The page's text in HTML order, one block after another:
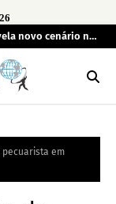
novo cenário na
pecuarista em